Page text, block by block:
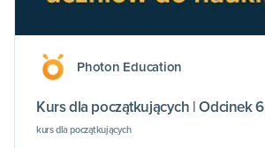
Photon Education
Kurs dla początkujących | Odcinek 6
kurs dla początkujących